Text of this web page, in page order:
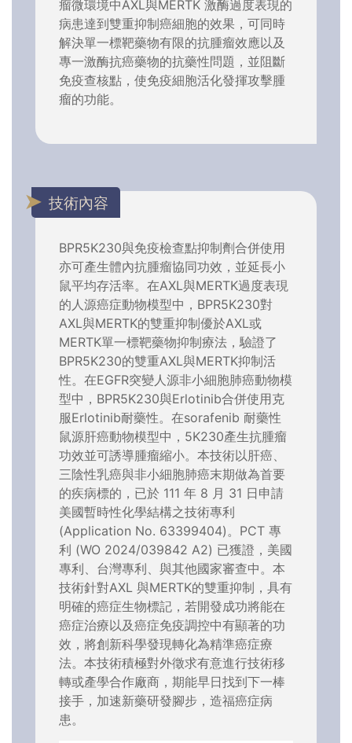
瘤微環境中AXL與MERTK 激酶過度表現的
病患達到雙重抑制癌細胞的效果，可同時
解決單一標靶藥物有限的抗腫瘤效應以及
專一激酶抗癌藥物的抗藥性問題，並阻斷
免疫查核點，使免疫細胞活化發揮攻擊腫
瘤的功能。
技術內容
BPR5K230與免疫檢查點抑制劑合併使用
亦可產生體內抗腫瘤協同功效，並延長小
鼠平均存活率。在AXL與MERTK過度表現
的人源癌症動物模型中，BPR5K230對
AXL與MERTK的雙重抑制優於AXL或
MERTK單一標靶藥物抑制療法，驗證了
BPR5K230的雙重AXL與MERTK抑制活
性。在EGFR突變人源非小細胞肺癌動物模
型中，BPR5K230與Erlotinib合併使用克
服Erlotinib耐藥性。在sorafenib 耐藥性
鼠源肝癌動物模型中，5K230產生抗腫瘤
功效並可誘導腫瘤縮小。本技術以肝癌、
三陰性乳癌與非小細胞肺癌末期做為首要
的疾病標的，已於 111 年 8 月 31 日申請
美國暫時性化學結構之技術專利
(Application No. 63399404)。PCT 專
利 (WO 2024/039842 A2) 已獲證，美國
專利、台灣專利、與其他國家審查中。本
技術針對AXL 與MERTK的雙重抑制，具有
明確的癌症生物標記，若開發成功將能在
癌症治療以及癌症免疫調控中有顯著的功
效，將創新科學發現轉化為精準癌症療
法。本技術積極對外徵求有意進行技術移
轉或產學合作廠商，期能早日找到下一棒
接手，加速新藥研發腳步，造福癌症病
患。